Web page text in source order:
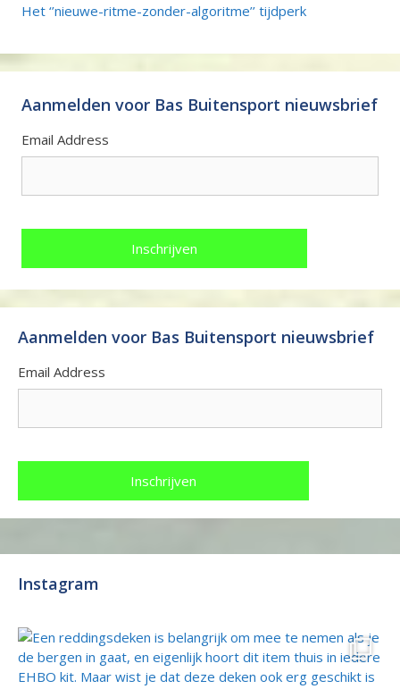
Het ‘’nieuwe-ritme-zonder-algoritme’’ tijdperk
Aanmelden voor Bas Buitensport nieuwsbrief
Email Address
Aanmelden voor Bas Buitensport nieuwsbrief
Email Address
Instagram